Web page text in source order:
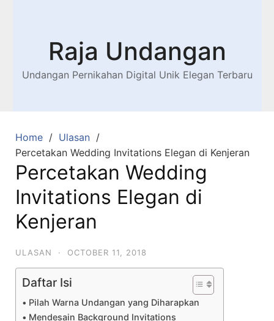
Raja Undangan
Undangan Pernikahan Digital Unik Elegan Terbaru
Home
Ulasan
Percetakan Wedding Invitations Elegan di Kenjeran
Percetakan Wedding
Invitations Elegan di
Kenjeran
ULASAN · OCTOBER 11, 2018
Daftar Isi
Pilah Warna Undangan yang Diharapkan
Mendesain Background Invitations